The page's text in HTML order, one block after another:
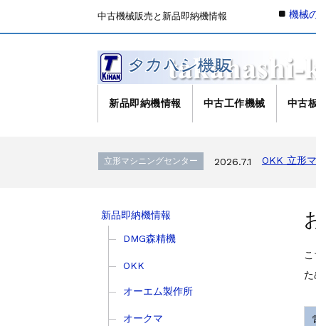
中古機械販売と新品即納機情報
新品即納機情報 中古工作機械 中古
機械
立形マシニングセンター 森精機
立形マシニングセンター 2026.7.1 OKK 立形
その他の工作機械 ミマキエンジ
販売 買取 2026.5.16
ダイヘン デジタルパ
ホーコ
立形マシニングセンター
立形マシニングセンター 森精機
新品即納機情報
DMG森精機
OKK
オーエム製作所
オークマ